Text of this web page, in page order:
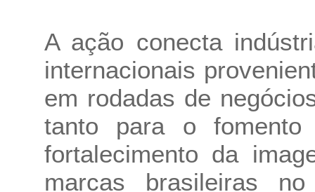
A ação conecta
internacionais
em rodadas de
tanto para o
fortalecimento da
marcas brasileiras